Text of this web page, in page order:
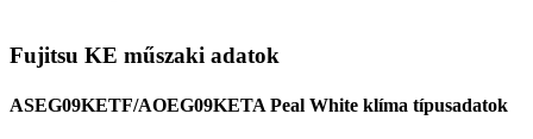
Fujitsu KE műszaki adatok
ASEG09KETF/AOEG09KETA Peal White klíma típusadatok